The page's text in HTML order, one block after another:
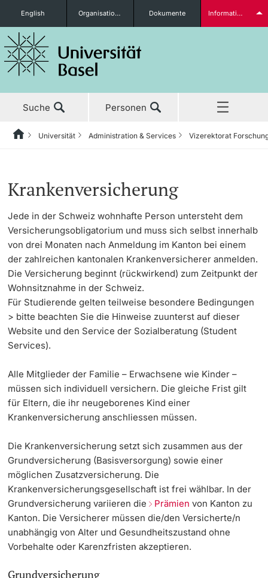
Studieninteressierte
weitere Informationen
Doktorierende
weitere Informationen
weitere Informationen
Dozierende
English Organisationseinheiten Dokumente Informationen für...
Suche Personen
Forschung
Lehre
Weiterbildung
Universität
Leitung & Organisation
Administration & Services
Generalsekretariat
Informationsversorgung &
Informationstechnologie (IVIT)
Vizerektorat Forschung
Research Compliance Office
Ressort Nachwuchsförderung
Grants Office
sciCORE
Technologietransfer
International Office
International Relations
10 Jahre Jubiläum
Welcome & Euraxess Center
Interkulturelles
Vizerektorat Lehre
Vizerektorat People & Culture
Direktion Infrastruktur & Betrieb
Innovation
Fakultäten & Departemente
Netzwerke & Partnerschaften
Universität & Gesellschaft
Jobs & Karriere
Immobilien & Bauprojekte
Rechtserlasse
Fundraising
Merchandise
HomeZurückUniversität Administration & Services Vizerektorat
Krankenversicherung
Jede in der Schweiz wohnhafte Person untersteht dem
Versicherungsobligatorium und muss sich selbst innerhalb
von drei Monaten nach Anmeldung im Kanton bei einem
der zahlreichen kantonalen Krankenversicherer anmelden.
Die Versicherung beginnt (rückwirkend) zum Zeitpunkt der
Wohnsitznahme in der Schweiz.
Für Studierende gelten teilweise besondere Bedingungen
> bitte beachten Sie die Hinweise zuunterst auf dieser
Website und den Service der Sozialberatung (Student
Services).
Alle Mitglieder der Familie – Erwachsene wie Kinder –
müssen sich individuell versichern. Die gleiche Frist gilt
für Eltern, die ihr neugeborenes Kind einer
Krankenversicherung anschliessen müssen.
Die Krankenversicherung setzt sich zusammen aus der
Grundversicherung (Basisversorgung) sowie einer
möglichen Zusatzversicherung. Die
Krankenversicherungsgesellschaft ist frei wählbar. In der
Grundversicherung variieren die Prämien von Kanton zu
Kanton. Die Versicherer müssen die/den Versicherte/n
unabhängig von Alter und Gesundheitszustand ohne
Vorbehalte oder Karenzfristen akzeptieren.
Grundversicherung